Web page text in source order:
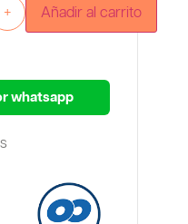
+ Añadir al carrito
whatsapp